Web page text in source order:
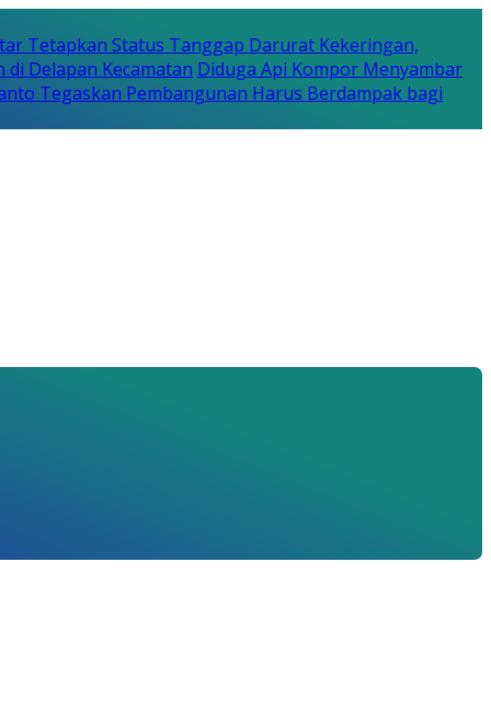
Tetapkan Status Tanggap Darurat Kekeringan,
Delapan Kecamatan Diduga Api Kompor Menyambar
Tegaskan Pembangunan Harus Berdampak bagi